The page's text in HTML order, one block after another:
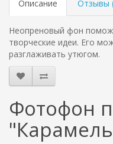
Описание Отзывы
Неопреновый фон
творческие идеи. Его
разглаживать утюгом.
Фотофон